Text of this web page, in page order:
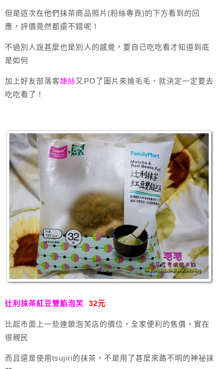
但是這次在他們抹茶商品照片(粉絲專頁)的下方看到的回
應，評價竟然都還不錯呢 !
不過別人說甚麼也是別人的感覺，要自己吃吃看才知道到底
是如何
加上好友部落客婕絲又PO了圖片來燒毛毛，就決定一定要去
吃吃看了 !
辻利抹茶紅豆雙餡泡芙 32元
比起市面上一些連鎖泡芙店的價位，全家便利的售價，實在
很親民
而且還是使用tsujiri的抹茶，不是用了甚麼來路不明的神祕抹